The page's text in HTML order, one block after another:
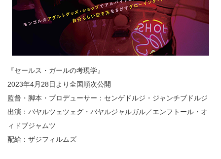
『セールス・ガールの考現学』
2023年4月28日より全国順次公開
監督・脚本・プロデューサー：センゲドルジ・ジャンチブドルジ
出演：バヤルツェツェグ・バヤルジャルガル／エンフトール・オ
ィドブジャムツ
配給：ザジフィルムズ